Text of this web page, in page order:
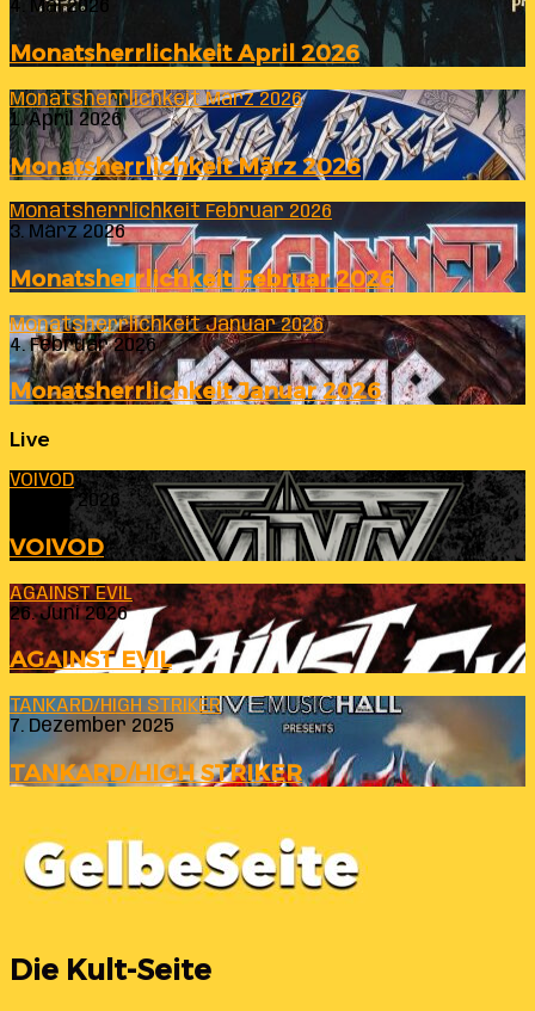
4. Mai 2026
Monatsherrlichkeit April 2026
Monatsherrlichkeit März 2026
1. April 2026
Monatsherrlichkeit März 2026
Monatsherrlichkeit Februar 2026
3. März 2026
Monatsherrlichkeit Februar 2026
Monatsherrlichkeit Januar 2026
4. Februar 2026
Monatsherrlichkeit Januar 2026
Live
VOIVOD
23. Juli 2026
VOIVOD
AGAINST EVIL
26. Juni 2026
AGAINST EVIL
TANKARD/HIGH STRIKER
7. Dezember 2025
TANKARD/HIGH STRIKER
Die Kult-Seite